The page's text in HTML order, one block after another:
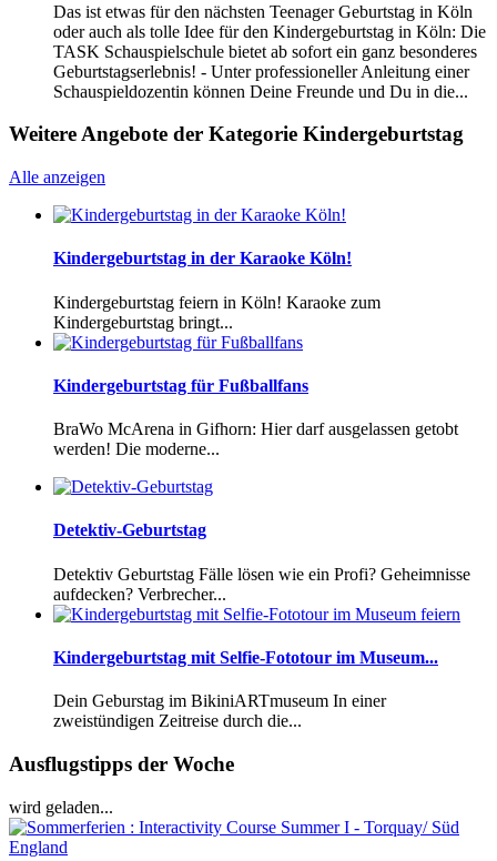
Das ist etwas für den nächsten Teenager Geburtstag in Köln
oder auch als tolle Idee für den Kindergeburtstag in Köln: Die
TASK Schauspielschule bietet ab sofort ein ganz besonderes
Geburtstagserlebnis! - Unter professioneller Anleitung einer
Schauspieldozentin können Deine Freunde und Du in die...
Weitere Angebote der Kategorie Kindergeburtstag
Alle anzeigen
Kindergeburtstag in der Karaoke Köln!
Kindergeburtstag feiern in Köln! Karaoke zum
Kindergeburtstag bringt...
Kindergeburtstag für Fußballfans
BraWo McArena in Gifhorn: Hier darf ausgelassen getobt
werden! Die moderne...
Detektiv-Geburtstag
Detektiv Geburtstag Fälle lösen wie ein Profi? Geheimnisse
aufdecken? Verbrecher...
Kindergeburtstag mit Selfie-Fototour im Museum...
Dein Geburstag im BikiniARTmuseum In einer
zweistündigen Zeitreise durch die...
Ausflugstipps der Woche
wird geladen...